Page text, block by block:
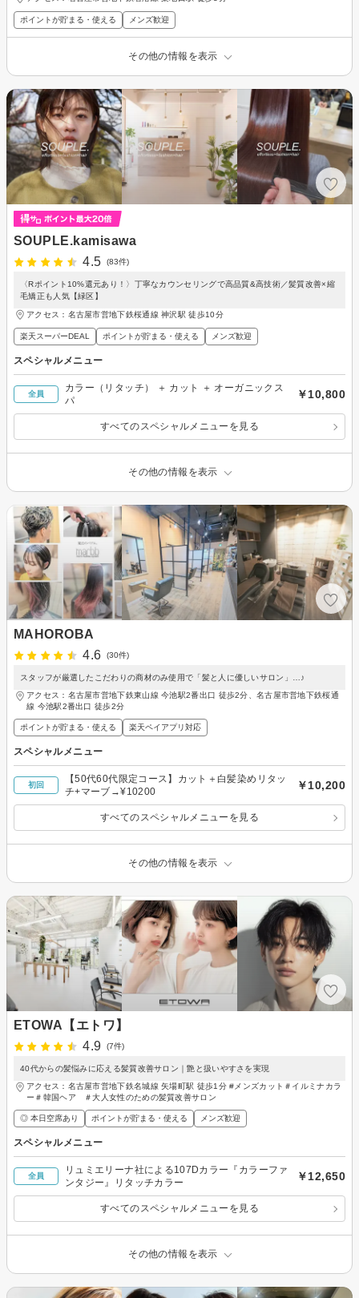
ポイントが貯まる・使える メンズ歓迎
その他の情報を表示
SOUPLE.kamisawa
4.5
(83件)
〈Rポイント10%還元あり！〉丁寧なカウンセリングで高品質&高技術／髪質改善×縮
毛矯正も人気【緑区】
アクセス：名古屋市営地下鉄桜通線 神沢駅 徒歩10分
楽天スーパーDEAL ポイントが貯まる・使える メンズ歓迎
スペシャルメニュー
全員
カラー（リタッチ） ＋ カット ＋ オーガニックス
パ
￥10,800
すべてのスペシャルメニューを見る
その他の情報を表示
MAHOROBA
4.6
(30件)
スタッフが厳選したこだわりの商材のみ使用で「髪と人に優しいサロン」…♪
アクセス：名古屋市営地下鉄東山線 今池駅2番出口 徒歩2分、名古屋市営地下鉄桜通
線 今池駅2番出口 徒歩2分
ポイントが貯まる・使える 楽天ペイアプリ対応
スペシャルメニュー
初回
【50代60代限定コース】カット＋白髪染めリタッ
チ+マーブ→¥10200
￥10,200
すべてのスペシャルメニューを見る
その他の情報を表示
ETOWA【エトワ】
4.9
(7件)
40代からの髪悩みに応える髪質改善サロン｜艶と扱いやすさを実現
アクセス：名古屋市営地下鉄名城線 矢場町駅 徒歩1分 #メンズカット＃イルミナカラ
ー＃韓国ヘア ＃大人女性のための髪質改善サロン
◎ 本日空席あり ポイントが貯まる・使える メンズ歓迎
スペシャルメニュー
全員
リュミエリーナ社による107Dカラー『カラーファ
ンタジー』リタッチカラー
￥12,650
すべてのスペシャルメニューを見る
その他の情報を表示